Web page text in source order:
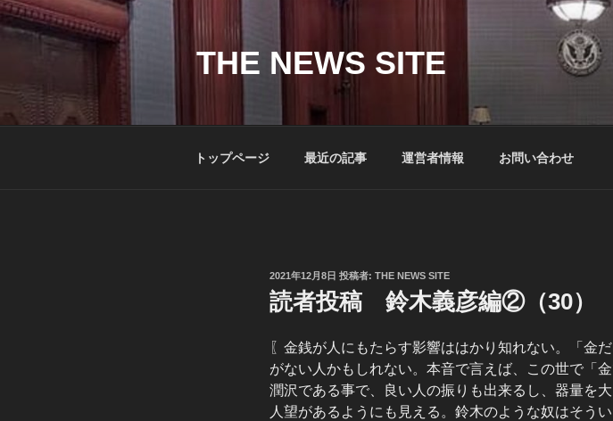
コ
ン
ツ
へ
THE NEWS SITE
トップページ 最近の記事 運営者情報 お問い合わせ
投
稿
日:
2021年12月8日 投稿者: THE NEWS SITE
読者投稿 鈴木義彦編②（30）
〖金銭が人にもたらす影響ははかり知れない。「金
がない人かもしれない。本音で言えば、この世で「
潤沢である事で、良い人の振りも出来るし、器量を
人望があるようにも見える。鈴木のような奴はそう